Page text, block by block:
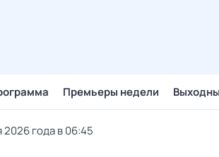
Премьеры недели
года в 06:45